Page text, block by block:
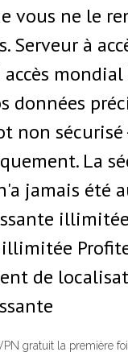
vous ne le
Serveur à
accès
données
non sécurisé
La
jamais été
illimitée
de
gratuit la première